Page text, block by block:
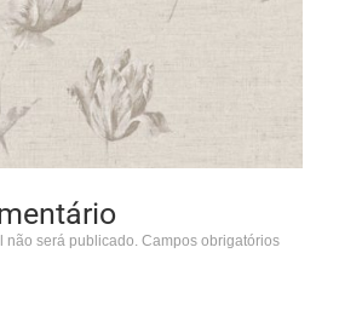
não será publicado. Campos obrigatórios